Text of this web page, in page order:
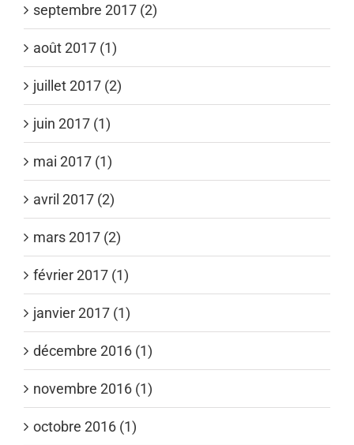
septembre 2017 (2)
août 2017 (1)
juillet 2017 (2)
juin 2017 (1)
mai 2017 (1)
avril 2017 (2)
mars 2017 (2)
février 2017 (1)
janvier 2017 (1)
décembre 2016 (1)
novembre 2016 (1)
octobre 2016 (1)